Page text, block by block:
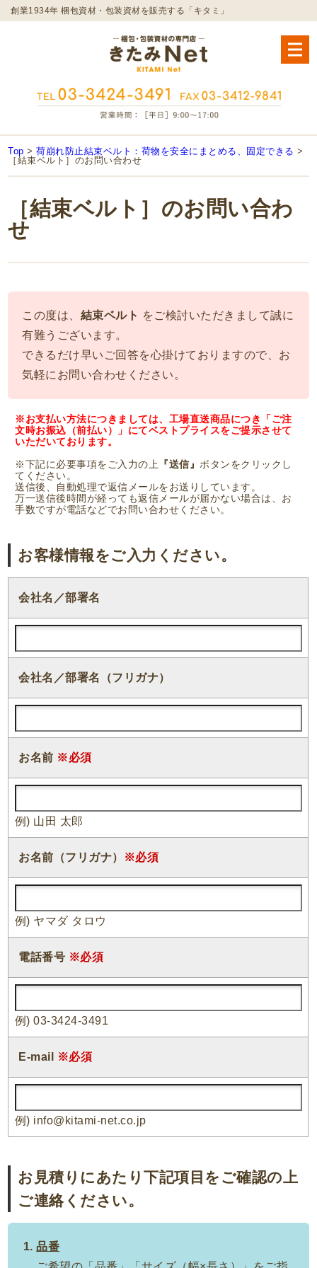
創業1934年 梱包資材・包装資材を販売する「キタミ」
Top >荷崩れ防止結束ベルト：荷物を安全にまとめる、固定できる >
［結束ベルト］のお問い合わせ
［結束ベルト］のお問い合わ
せ
この度は、 結束ベルト をご検討いただきまして誠に
有難うございます。
できるだけ早いご回答を心掛けておりますので、お
気軽にお問い合わせください。
※お支払い方法につきましては、工場直送商品につき「ご注
文時お振込（前払い）」にてベストプライスをご提示させて
いただいております。
※下記に必要事項をご入力の上 『送信』ボタンをクリックし
てください。
送信後、自動処理で返信メールをお送りしています。
万一送信後時間が経っても返信メールが届かない場合は、お
手数ですが電話などでお問い合わせください。
お客様情報をご入力ください。
会社名／部署名
会社名／部署名（フリガナ）
お名前 ※必須
例) 山田 太郎
お名前（フリガナ） ※必須
例) ヤマダ タロウ
電話番号 ※必須
例) 03-3424-3491
E-mail ※必須
例) info@kitami-net.co.jp
お見積りにあたり下記項目をご確認の上
ご連絡ください。
品番